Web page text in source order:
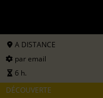
A DISTANCE
par email
6 h.
DÉCOUVERTE